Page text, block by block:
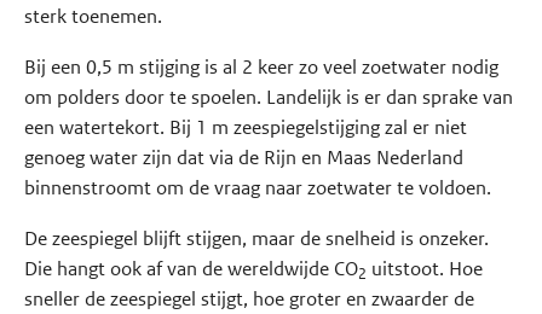
sterk toenemen.
Bij een 0,5 m stijging is al 2 keer zo veel zoetwater nodig
om polders door te spoelen. Landelijk is er dan sprake van
een watertekort. Bij 1 m zeespiegelstijging zal er niet
genoeg water zijn dat via de Rijn en Maas Nederland
binnenstroomt om de vraag naar zoetwater te voldoen.
De zeespiegel blijft stijgen, maar de snelheid is onzeker.
Die hangt ook af van de wereldwijde CO2 uitstoot. Hoe
sneller de zeespiegel stijgt, hoe groter en zwaarder de